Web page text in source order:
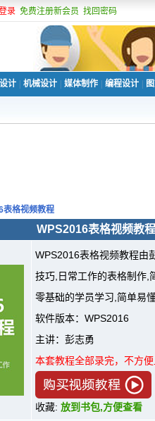
录 免费注册新会员 找回密码
计 机械设计 媒体制作 编程设计
表格视频教程
WPS2016表格视频教
WPS2016表格视频教程由
技巧,日常工作的表格制作,
零基础的学员学习,简单易
软件版本：WPS2016
主讲：彭志勇
本套教程全部录完，不方
收藏: 放到书包,方便查看